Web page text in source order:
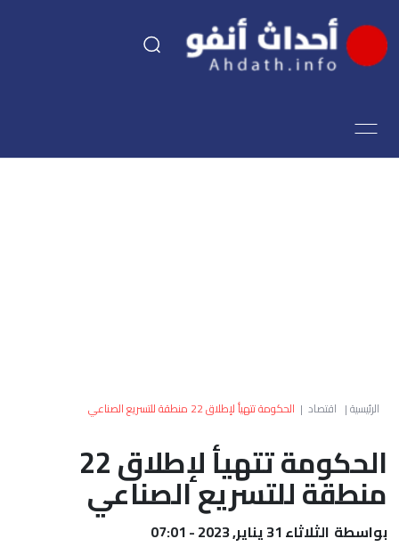
اقتصاد
العالم
أعمدة
الصحراء
الرئيسية| اقتصاد | الحكومة تتهيأ لإطلاق 22 منطقة للتسريع الصناعي
الحكومة تتهيأ لإطلاق 22
منطقة للتسريع الصناعي
بواسطة الثلاثاء 31 يناير, 2023 - 07:01